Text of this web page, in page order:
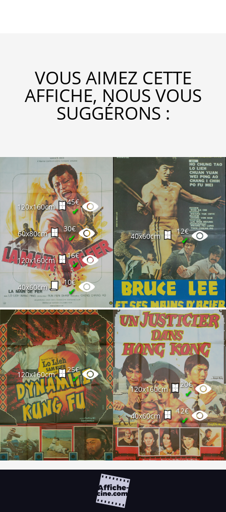
VOUS AIMEZ CETTE
AFFICHE, NOUS VOUS
SUGGÉRONS :
120x160cm
45€
✔
60x80cm
30€
✔
120x160cm
16€
✔
40x60cm
10€
✔
40x60cm
12€
✔
120x160cm
25€
✔
120x160cm
20€
✔
40x60cm
12€
✔